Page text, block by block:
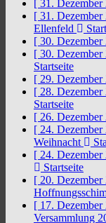
[ 31. Dezember
[ 31. Dezember
Ellenfeld
[ 30. Dezember
[ 30. Dezember
Startseite
[ 29. Dezember
[ 28. Dezember
Startseite
[ 26. Dezember
[ 24. Dezember
Weihnacht
[ 24. Dezember
Startseite
[ 20. Dezember
[ 17. Dezember
Versammlung